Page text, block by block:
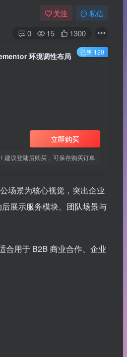
关注 私信
0 15 1300
环境调性布局
立即购买
建议登陆后购买，可保存购买订单
已售 120
场景为核心视觉，突出企业
展示服务模块、团队场景与
合用于 B2B 商业合作、企业